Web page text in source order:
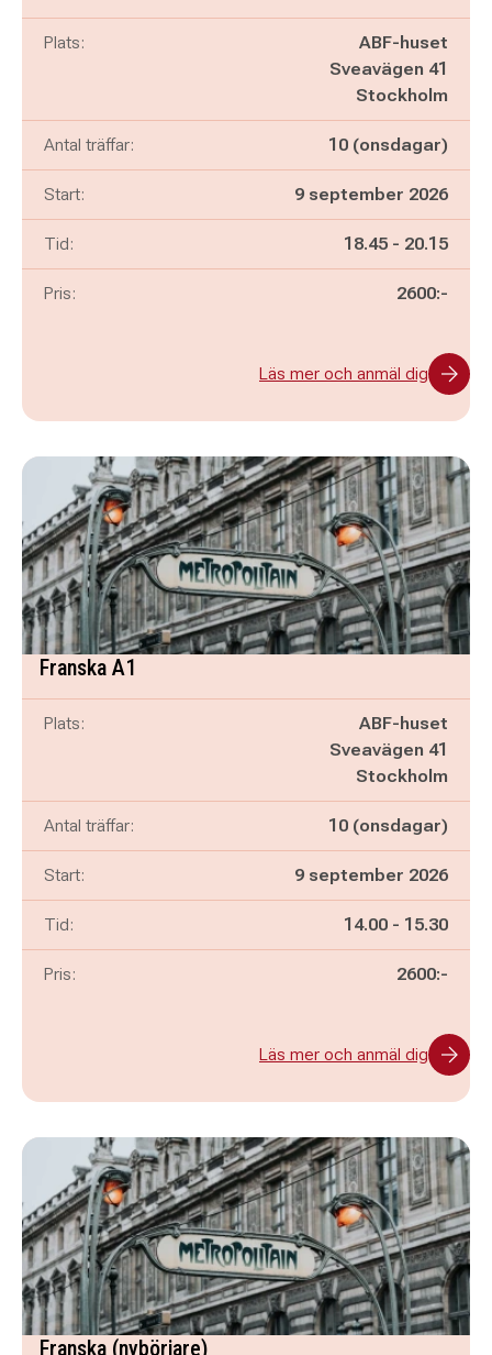
Plats:
ABF-huset
Sveavägen 41
Stockholm
Antal träffar: 10 (onsdagar)
Start: 9 september 2026
Tid: Pågår mellan
18.45 - och
20.15
Pris: 2600:-
Läs mer och anmäl dig
Franska A1
Plats:
ABF-huset
Sveavägen 41
Stockholm
Antal träffar: 10 (onsdagar)
Start: 9 september 2026
Tid: Pågår mellan
14.00 - och
15.30
Pris: 2600:-
Läs mer och anmäl dig
Franska (nybörjare)